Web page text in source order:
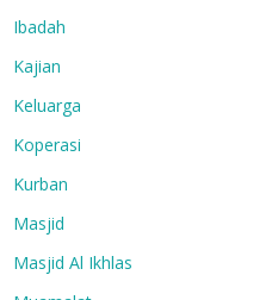
Ibadah
Kajian
Keluarga
Koperasi
Kurban
Masjid
Masjid Al Ikhlas